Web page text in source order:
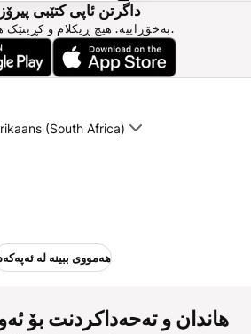
داگرتن ئاپی کتێبی
100% بەخۆڕاییە. هیچ ڕیکلام و کڕینێک هەرگیز.
(South Africa)
هەمووی ببینە لە
هاندان و تەحەداکردنت بۆ